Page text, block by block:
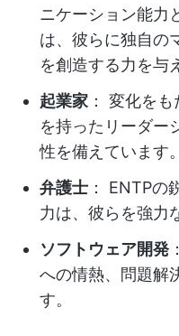
ニケーション能力
は、彼らに独自の
を創造する力を与
起業家 ： 変化を
を持ったリーダー
性を備えています。
弁護士 ： ENTPの
力は、彼らを強力
ソフトウェア開発
への情熱、問題解
す。